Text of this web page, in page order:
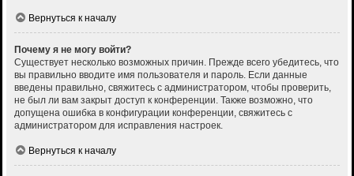
Вернуться к началу
Почему я не могу войти?
Существует несколько возможных причин. Прежде всего убедитесь, что
вы правильно вводите имя пользователя и пароль. Если данные
введены правильно, свяжитесь с администратором, чтобы проверить,
не был ли вам закрыт доступ к конференции. Также возможно, что
допущена ошибка в конфигурации конференции, свяжитесь с
администратором для исправления настроек.
Вернуться к началу